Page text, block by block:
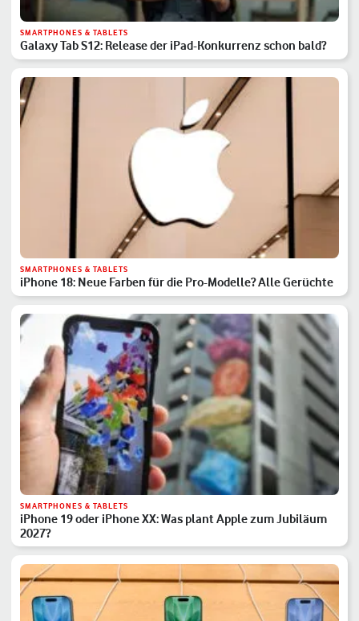
SMARTPHONES & TABLETS
Galaxy Tab S12: Release der iPad-Konkurrenz schon bald?
SMARTPHONES & TABLETS
iPhone 18: Neue Farben für die Pro-Modelle? Alle Gerüchte
SMARTPHONES & TABLETS
iPhone 19 oder iPhone XX: Was plant Apple zum Jubiläum
2027?